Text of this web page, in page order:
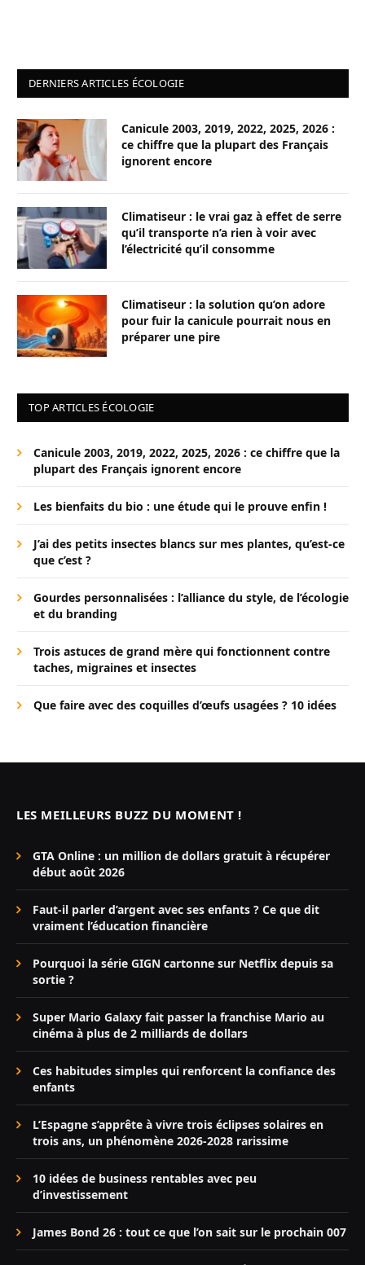
DERNIERS ARTICLES ÉCOLOGIE
Canicule 2003, 2019, 2022, 2025, 2026 :
ce chiffre que la plupart des Français
ignorent encore
Climatiseur : le vrai gaz à effet de serre
qu’il transporte n’a rien à voir avec
l’électricité qu’il consomme
Climatiseur : la solution qu’on adore
pour fuir la canicule pourrait nous en
préparer une pire
TOP ARTICLES ÉCOLOGIE
Canicule 2003, 2019, 2022, 2025, 2026 : ce chiffre que la
plupart des Français ignorent encore
Les bienfaits du bio : une étude qui le prouve enfin !
J’ai des petits insectes blancs sur mes plantes, qu’est-ce
que c’est ?
Gourdes personnalisées : l’alliance du style, de l’écologie
et du branding
Trois astuces de grand mère qui fonctionnent contre
taches, migraines et insectes
Que faire avec des coquilles d’œufs usagées ? 10 idées
LES MEILLEURS BUZZ DU MOMENT !
GTA Online : un million de dollars gratuit à récupérer
début août 2026
Faut-il parler d’argent avec ses enfants ? Ce que dit
vraiment l’éducation financière
Pourquoi la série GIGN cartonne sur Netflix depuis sa
sortie ?
Super Mario Galaxy fait passer la franchise Mario au
cinéma à plus de 2 milliards de dollars
Ces habitudes simples qui renforcent la confiance des
enfants
L’Espagne s’apprête à vivre trois éclipses solaires en
trois ans, un phénomène 2026-2028 rarissime
10 idées de business rentables avec peu
d’investissement
James Bond 26 : tout ce que l’on sait sur le prochain 007